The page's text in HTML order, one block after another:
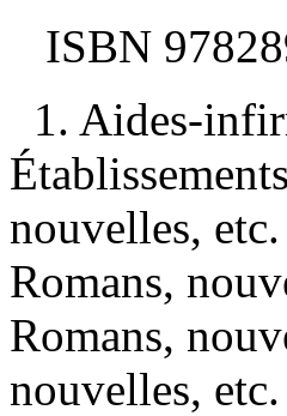
ISBN
1. Aides-
nouvelles,
Romans,
Romans,
nouvelles,